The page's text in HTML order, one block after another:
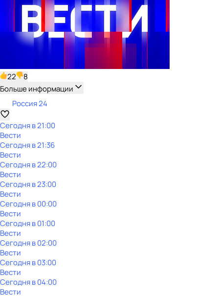
22
8
Больше информации
Россия 24
Сегодня в 21:00
Вести
Сегодня в 21:36
Вести
Сегодня в 22:00
Вести
Сегодня в 23:00
Вести
Сегодня в 00:00
Вести
Сегодня в 01:00
Вести
Сегодня в 02:00
Вести
Сегодня в 03:00
Вести
Сегодня в 04:00
Вести